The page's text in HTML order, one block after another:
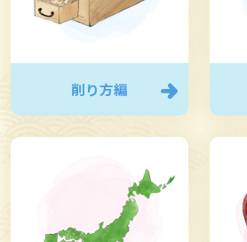
かつお節製造に用いるのは、しょ
700種類ものカビ菌を保有してお
ビ菌を使用しています。
SNSにシェア リ
削り方編